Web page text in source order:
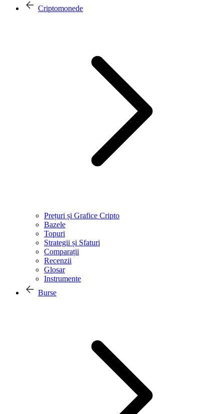
Criptomonede
Prețuri și Grafice Cripto
Bazele
Topuri
Strategii și Sfaturi
Comparații
Recenzii
Glosar
Instrumente
Burse